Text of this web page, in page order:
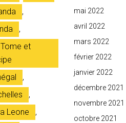
,
,
et
,
,
Leone
,
mai 2022
avril 2022
mars 2022
février 2022
janvier 2022
décembre 2021
novembre 2021
octobre 2021